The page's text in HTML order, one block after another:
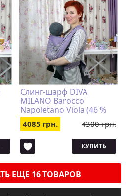
Слинг-шарф DIVA
MILANO Barocco
Napoletano Viola (46 %
льна, 54 % хлопка,
ширина 82 см)
4085 грн. 4300 грн.
КУПИТЬ
ЕЩЕ 16 ТОВАРОВ